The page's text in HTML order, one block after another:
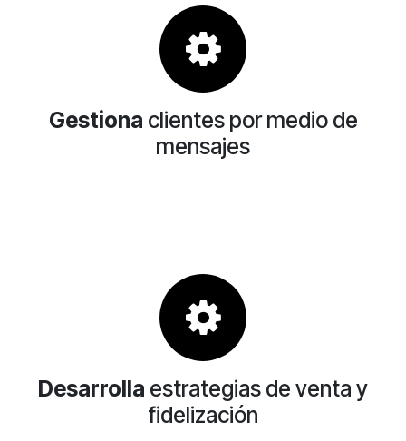
Gestiona clientes por medio de
mensajes
Desarrolla estrategias de venta y
fidelización